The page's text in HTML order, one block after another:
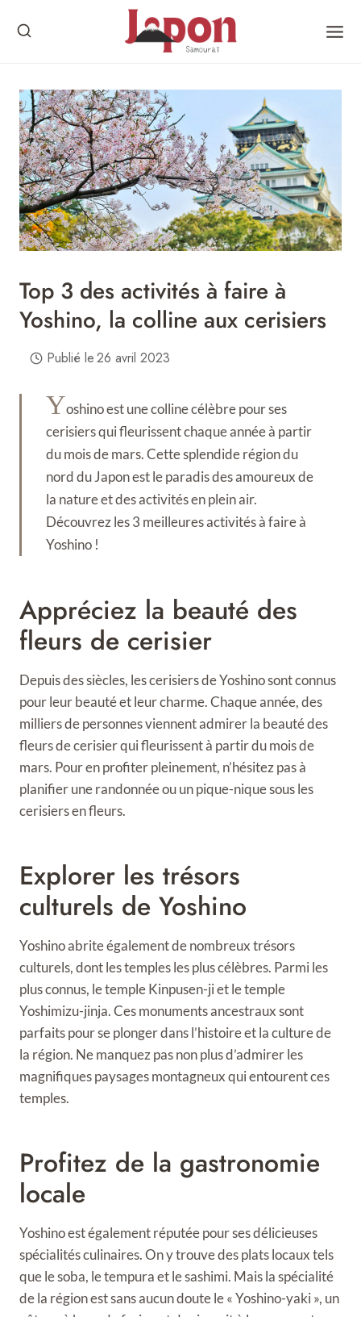
Top 3 des activités à faire à
Yoshino, la colline aux cerisiers
Publié le26 avril 2023
Yoshino est une colline célèbre pour ses
cerisiers qui fleurissent chaque année à partir
du mois de mars. Cette splendide région du
nord du Japon est le paradis des amoureux de
la nature et des activités en plein air.
Découvrez les 3 meilleures activités à faire à
Yoshino !
Appréciez la beauté des
fleurs de cerisier
Depuis des siècles, les cerisiers de Yoshino sont connus
pour leur beauté et leur charme. Chaque année, des
milliers de personnes viennent admirer la beauté des
fleurs de cerisier qui fleurissent à partir du mois de
mars. Pour en profiter pleinement, n’hésitez pas à
planifier une randonnée ou un pique-nique sous les
cerisiers en fleurs.
Explorer les trésors
culturels de Yoshino
Yoshino abrite également de nombreux trésors
culturels, dont les temples les plus célèbres. Parmi les
plus connus, le temple Kinpusen-ji et le temple
Yoshimizu-jinja. Ces monuments ancestraux sont
parfaits pour se plonger dans l’histoire et la culture de
la région. Ne manquez pas non plus d’admirer les
magnifiques paysages montagneux qui entourent ces
temples.
Profitez de la gastronomie
locale
Yoshino est également réputée pour ses délicieuses
spécialités culinaires. On y trouve des plats locaux tels
que le soba, le tempura et le sashimi. Mais la spécialité
de la région est sans aucun doute le « Yoshino-yaki », un